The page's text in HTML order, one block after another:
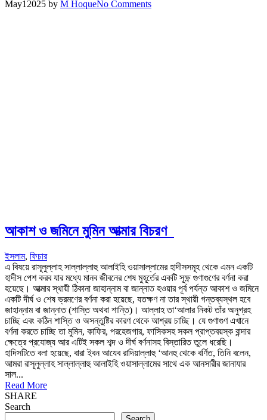
May1 2025 by M HoqueNo Comments
আকাশ ও জমিনে মুমিন আত্মার বিচরণ
ইসলাম, ফিচার
এ বিষয়ে রাসূলুল্লাহ সাল্লাল্লাহু আলাইহি ওয়াসাল্লামের হাদীসসমূহ থেকে এমন একটি
হাদীস পেশ করব যার মধ্যে মানব জীবনের শেষ মুহূর্তের একটি সূক্ষ্ণ গুণাগুণের বর্ণনা করা
হয়েছে। আত্মার স্থায়ী ঠিকানা জাহান্নাম বা জান্নাত হওয়ার পূর্ব পর্যন্ত আকাশ ও জমিনে
একটি দীর্ঘ ও শেষ ভ্রমণের বর্ণনা করা হয়েছে, যতক্ষণ না তার স্থায়ী গন্তব্যস্থল হবে
জাহান্নাম বা জান্নাত (শাস্তি অথবা শান্তি)। আল্লাহ তা‘আলার নিকট তাঁর অনুগ্রহ
চাচ্ছি এবং কঠিন শাস্তি ও অসন্তুষ্টির কারণ থেকে আশ্রয় চাচ্ছি। যে গুণাগুণ এখানে
বর্ণনা করতে চাচ্ছি তা মুমিন, কাফির, পরহেজগার, ফাসিকসহ সকল প্রাপ্তবয়স্ক বান্দার
ক্ষেত্রে প্রযোজ্য আর এটিই সকল শব্দ ও দীর্ঘ বর্ণনাসহ বিস্তারিত তুলে ধরেছি।
হাদিসটিতে বলা হয়েছে, বারা ইবন আযেব রাদিয়াল্লাহু ‘আনহু থেকে বর্ণিত, তিনি বলেন,
আমরা রাসূলুল্লাহ সাল্লাল্লাহু আলাইহি ওয়াসাল্লামের সাথে এক আনসারীর জানাযার
সাল...
Read More
SHARE
Search